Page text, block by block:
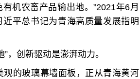
机农畜产品输出地。”2021年6月
平总书记为青海高质量发展指明
”，创新驱动是澎湃动力。
观的玻璃幕墙面板，正从青海黄河